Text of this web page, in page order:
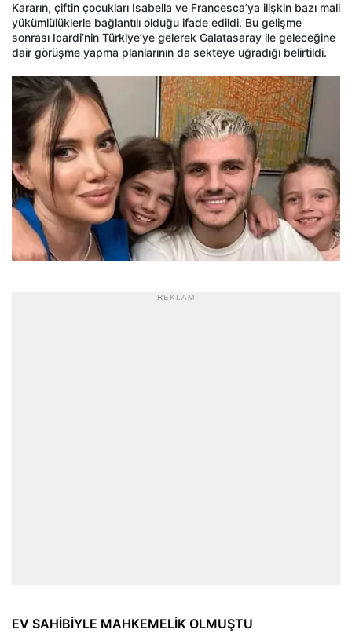
Kararın, çiftin çocukları Isabella ve Francesca’ya ilişkin bazı mali
yükümlülüklerle bağlantılı olduğu ifade edildi. Bu gelişme
sonrası Icardi’nin Türkiye’ye gelerek Galatasaray ile geleceğine
dair görüşme yapma planlarının da sekteye uğradığı belirtildi.
- REKLAM -
EV SAHİBİYLE MAHKEMELİK OLMUŞTU